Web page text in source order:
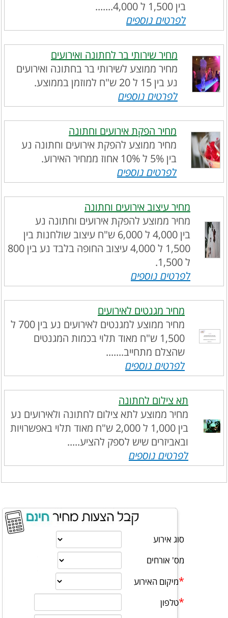
בין 1,500 ל 4,000.......
לפרטים נוספים
מחיר שירותי בר לחתונה ואירועים
מחיר ממוצע לשירותי בר בחתונה ואירועים
נע בין 15 ל 20 ש"ח למוזמן בממוצע.
לפרטים נוספים
מחיר הפקת אירועים וחתונה
מחיר ממוצע להפקת אירועים וחתונה נע
בין 5% ל 10% אחוז ממחיר האירוע.
לפרטים נוספים
מחיר עיצוב אירועים וחתונה
מחיר ממוצע להפקת אירועים וחתונה נע
בין 4,000 ל 6,000 ש"ח עיצוב שולחנות בין
1,500 ל 4,000 עיצוב החופה בלבד נע בין 800
ל 1,500.
לפרטים נוספים
מחיר מגנטים לאירועים
מחיר ממוצע למגנטים לאירועים נע בין 700 ל
1,500 ש"ח מאוד תלוי בכמות המגנטים
שהצלם מתחייב.......
לפרטים נוספים
תא צילום לחתונה
מחיר ממוצע לתא צילום לחתונה ולאירועים נע
בין 1,000 ל 2,000 ש"ח מאוד תלוי באפשרויות
ובאביזרים שיש לספק להציע.....
לפרטים נוספים